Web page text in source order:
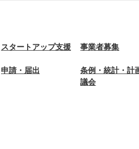
スタートアップ支援 事業者募集
申請・届出
条例・統計・計
議会